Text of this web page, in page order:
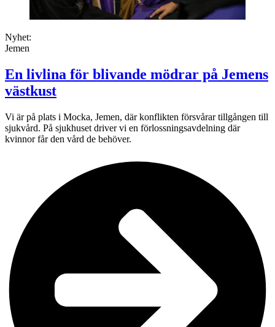
Nyhet:
Jemen
En livlina för blivande mödrar på Jemens
västkust
Vi är på plats i Mocka, Jemen, där konflikten försvårar tillgången till
sjukvård. På sjukhuset driver vi en förlossningsavdelning där
kvinnor får den vård de behöver.